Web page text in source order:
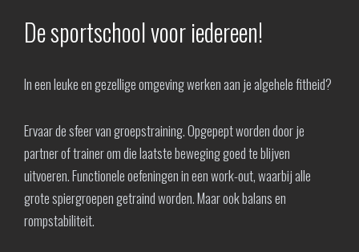
De sportschool voor iedereen!
In een leuke en gezellige omgeving werken aan je algehele fitheid?
Ervaar de sfeer van groepstraining. Opgepept worden door je
partner of trainer om die laatste beweging goed te blijven
uitvoeren. Functionele oefeningen in een work-out, waarbij alle
grote spiergroepen getraind worden. Maar ook balans en
rompstabiliteit.